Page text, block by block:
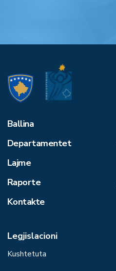
Ballina
Departamentet
Lajme
Raporte
Kontakte
Legjislacioni
Kushtetuta